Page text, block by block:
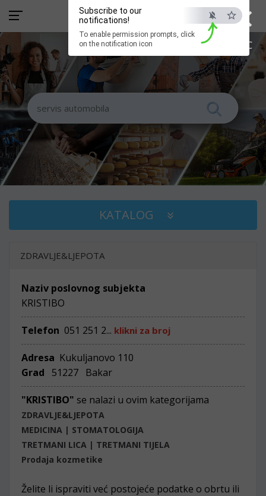
×
ESC
Subscribe to our
notifications!
To enable permission prompts, click
on the notification icon
KATALOG
ZDRAVLJE&LJEPOTA
Naziv poslovnog subjekta
KRISTIBO
Telefon 051 251 2... klikni za broj
Adresa Kukuljanovo 110
Grad
51227 Bakar
"KRISTIBO" se nalazi u ovim kategorijama
ZDRAVLJE&LJEPOTA
MEDICINA | STOMATOLOGIJA
TRETMANI LICA | TRETMANI TIJELA
Prodaja kozmetike
Želite li ispraviti već postojeće podatke o obrtu ili